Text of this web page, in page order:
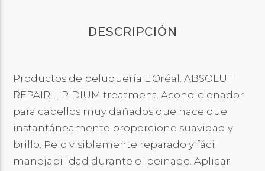
DESCRIPCIÓN
Productos de peluquería L'Oréal. ABSOLUT
REPAIR LIPIDIUM treatment. Acondicionador
para cabellos muy dañados que hace que
instantáneamente proporcione suavidad y
brillo. Pelo visiblemente reparado y fácil
manejabilidad durante el peinado. Aplicar